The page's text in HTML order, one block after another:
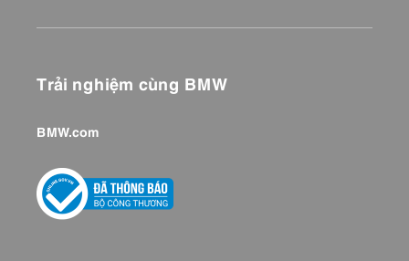
Trải nghiệm cùng BMW
BMW.com